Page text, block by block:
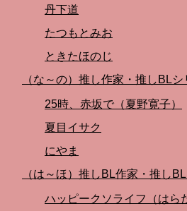
丹下道
たつもとみお
ときたほのじ
（な～の）推し作家・推しBLシ
25時、赤坂で（夏野寛子）
夏目イサク
にやま
（は～ほ）推しBL作家・推し
ハッピークソライフ（はら